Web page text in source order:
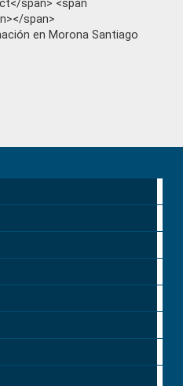
span> <span
span>
en Morona Santiago